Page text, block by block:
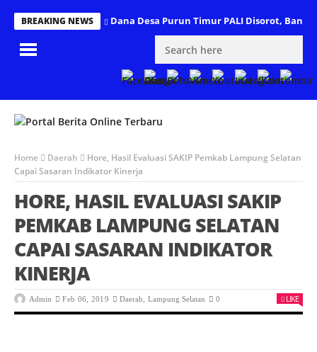
BREAKING NEWS Dana Desa Purun Timur PALI Disorot,
Home Daerah
Hore, Hasil Evaluasi SAKIP Pemkab Lampung Selatan
Capai Sasaran Indikator Kinerja
HORE, HASIL EVALUASI SAKIP
PEMKAB LAMPUNG SELATAN
CAPAI SASARAN INDIKATOR
KINERJA
Admin Feb 06, 2019 Daerah Lampung Selatan 0 LIKE